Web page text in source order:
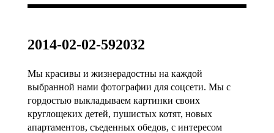
2014-02-02-592032
Мы красивы и жизнерадостны на каждой
выбранной нами фотографии для соцсети. Мы с
гордостью выкладываем картинки своих
круглощеких детей, пушистых котят, новых
апартаментов, съеденных обедов, с интересом